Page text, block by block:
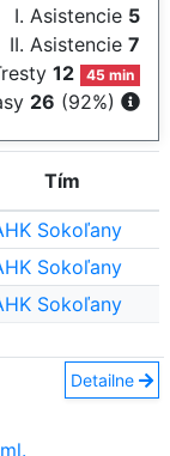
I. Asistencie 5
II. Asistencie 7
12 45 min
26 (92%)
Tím
Sokoľany
Sokoľany
Sokoľany
Detailne